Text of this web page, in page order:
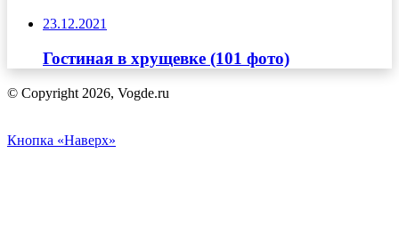
23.12.2021
Гостиная в хрущевке (101 фото)
© Copyright 2026, Vogde.ru
Кнопка «Наверх»